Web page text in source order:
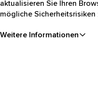
aktualisieren Sie Ihren
mögliche Sicherheitsrisiken
Weitere Informationen